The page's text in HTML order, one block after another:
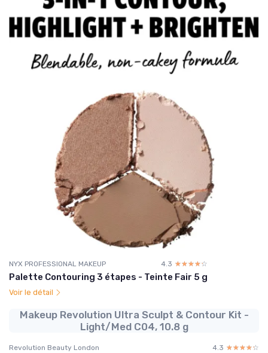
NYX PROFESSIONAL MAKEUP 4.3 ☆☆☆☆☆
★★★★★
Palette Contouring 3 étapes - Teinte Fair 5 g
Voir le détail
Makeup Revolution Ultra Sculpt & Contour Kit -
Light/Med C04, 10.8 g
Revolution Beauty London 4.3 ☆☆☆☆☆
★★★★★